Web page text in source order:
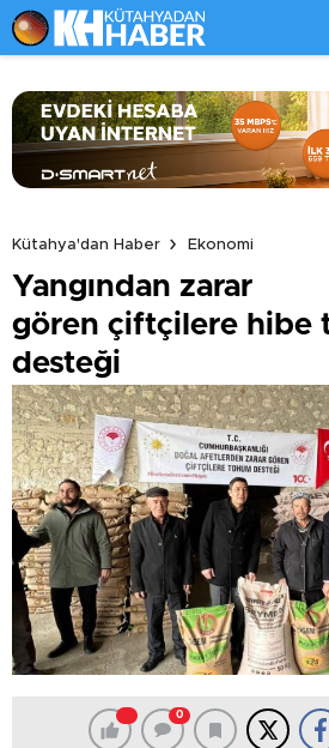
Kütahya'dan Haber
Ekonomi
Yangından zarar
gören çiftçilere hibe
desteği
0